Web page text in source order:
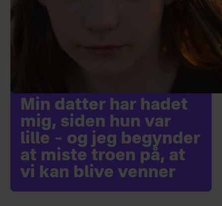
Min datter har hadet
mig, siden hun var
lille – og jeg begynder
at miste troen på, at
vi kan blive venner